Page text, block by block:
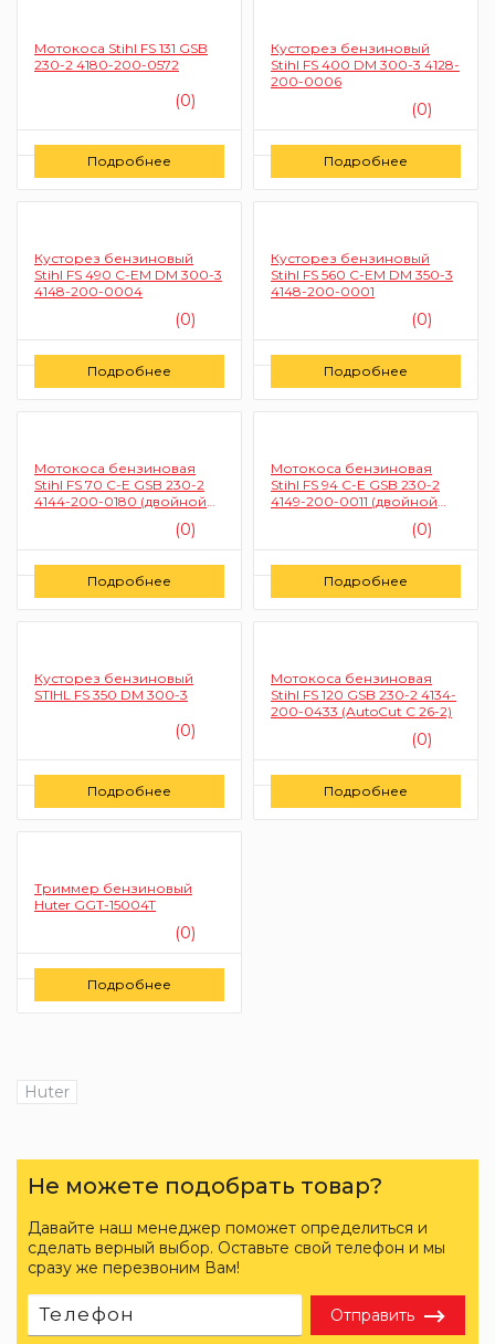
Мотокоса Stihl FS 131 GSB
230-2 4180-200-0572
(0)
Заказать
Подробнее
Кусторез бензиновый
Stihl FS 400 DM 300-3 4128-
200-0006
(0)
Заказать
Подробнее
Кусторез бензиновый
Stihl FS 490 С-EM DM 300-3
4148-200-0004
(0)
Заказать
Подробнее
Кусторез бензиновый
Stihl FS 560 С-EM DM 350-3
4148-200-0001
(0)
Заказать
Подробнее
Мотокоса бензиновая
Stihl FS 70 C-E GSB 230-2
4144-200-0180 (двойной
(0)
Заказать
Подробнее
Мотокоса бензиновая
Stihl FS 94 C-E GSB 230-2
4149-200-0011 (двойной
(0)
Заказать
Подробнее
Кусторез бензиновый
STIHL FS 350 DM 300-3
(0)
Заказать
Подробнее
Мотокоса бензиновая
Stihl FS 120 GSB 230-2 4134-
200-0433 (AutoCut C 26-2)
(0)
Заказать
Подробнее
Триммер бензиновый
Huter GGT-15004T
(0)
Заказать
Подробнее
Huter
Не можете подобрать товар?
Давайте наш менеджер поможет определиться и
сделать верный выбор. Оставьте свой телефон и мы
сразу же перезвоним Вам!
Отправить